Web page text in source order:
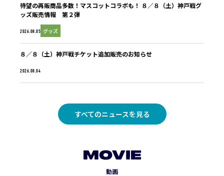
2026.08.05 グッズ
待望の再販商品多数！マスコットコラボも！ ８／８（土）神戸戦グ
ッズ販売情報 第２弾
2026.08.04
８／８（土）神戸戦チケット追加販売のお知らせ
すべてのニュースを見る
MOVIE
動画